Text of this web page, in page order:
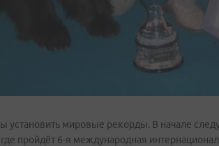
установить мировые рекорды. В начале
пройдёт 6-я международная